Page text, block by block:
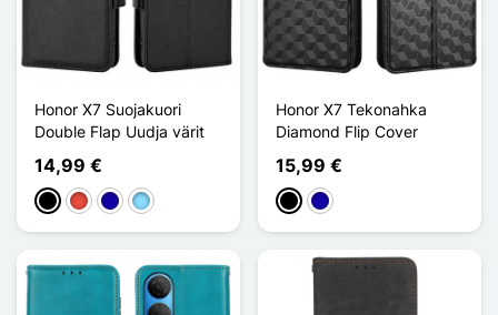
Honor X7 Suojakuori
Double Flap Uudja värit
14,99 €
MustaPunainenBleu Foncé
Bleu Clair
Honor X7 Tekonahka
Diamond Flip Cover
15,99 €
MustaBleu Foncé